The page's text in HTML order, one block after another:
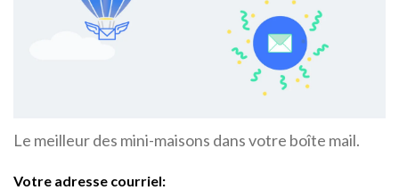
Le meilleur des mini-maisons dans votre boîte mail.
Votre adresse courriel: